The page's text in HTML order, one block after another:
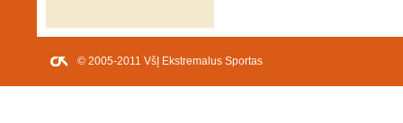
© 2005-2011 VšĮ Ekstremalus Sportas